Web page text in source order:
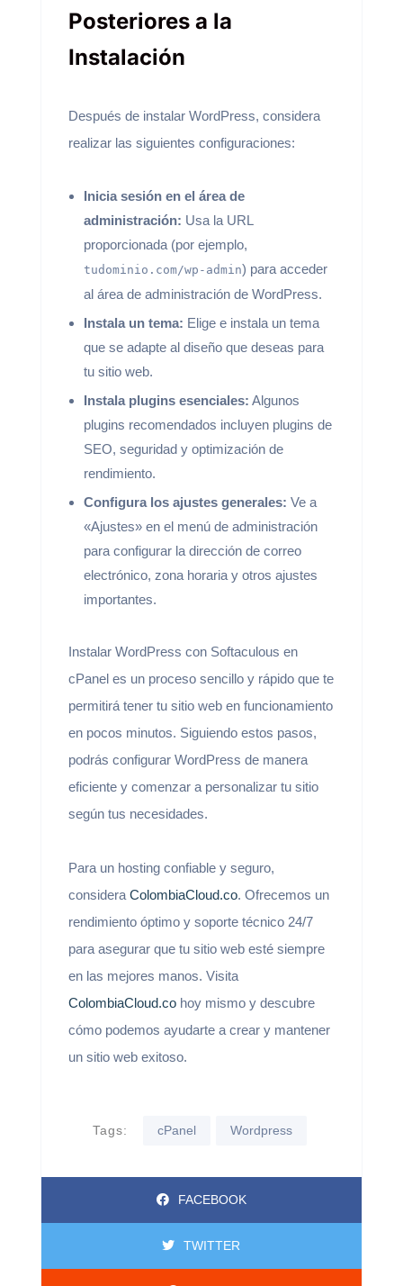
Posteriores a la
Instalación
Después de instalar WordPress, considera
realizar las siguientes configuraciones:
Inicia sesión en el área de
administración: Usa la URL
proporcionada (por ejemplo,
tudominio.com/wp-admin) para acceder
al área de administración de WordPress.
Instala un tema: Elige e instala un tema
que se adapte al diseño que deseas para
tu sitio web.
Instala plugins esenciales: Algunos
plugins recomendados incluyen plugins de
SEO, seguridad y optimización de
rendimiento.
Configura los ajustes generales: Ve a
«Ajustes» en el menú de administración
para configurar la dirección de correo
electrónico, zona horaria y otros ajustes
importantes.
Instalar WordPress con Softaculous en
cPanel es un proceso sencillo y rápido que te
permitirá tener tu sitio web en funcionamiento
en pocos minutos. Siguiendo estos pasos,
podrás configurar WordPress de manera
eficiente y comenzar a personalizar tu sitio
según tus necesidades.
Para un hosting confiable y seguro,
considera ColombiaCloud.co. Ofrecemos un
rendimiento óptimo y soporte técnico 24/7
para asegurar que tu sitio web esté siempre
en las mejores manos. Visita
ColombiaCloud.cohoy mismo y descubre
cómo podemos ayudarte a crear y mantener
un sitio web exitoso.
Tags: cPanel Wordpress
FACEBOOK
TWITTER